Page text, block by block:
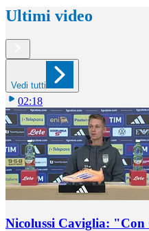
Ultimi video
Vedi tutti
02:18
Nicolussi Caviglia: